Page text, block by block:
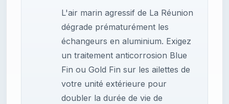
L'air marin agressif de La Réunion
dégrade prématurément les
échangeurs en aluminium. Exigez
un traitement anticorrosion Blue
Fin ou Gold Fin sur les ailettes de
votre unité extérieure pour
doubler la durée de vie de